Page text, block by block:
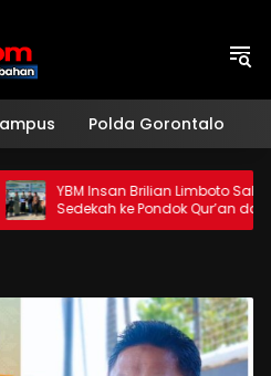
Polda Gorontalo
Brilian Limboto Salurkan
ke Pondok Qur’an dan Panti
Ummah Bengsol